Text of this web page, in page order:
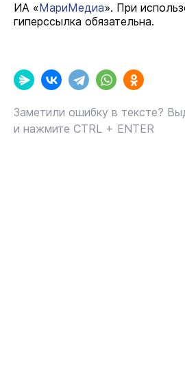
ИА «МариМедиа». При
гиперссылка обязательна.
Заметили ошибку в тексте?
и нажмите CTRL + ENTER